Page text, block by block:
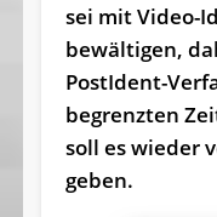
sei mit Video-
bewältigen,
PostIdent-
begrenzten
soll es wieder
geben.